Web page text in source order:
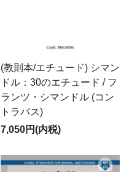
(教則本/エチュード) シマン
ドル：30のエチュード / フ
ランツ・シマンドル (コン
トラバス)
7,050円(内税)